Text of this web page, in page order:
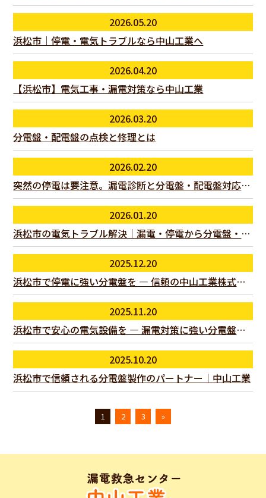
2026.05.20
浜松市｜停電・電気トラブルなら中山工業へ
2026.04.20
【浜松市】電気工事・漏電対策なら中山工業
2026.03.20
分電盤・配電盤の点検と修理とは
2026.02.20
突然の停電は要注意。漏電診断と分電盤・配電盤対応とは
2026.01.20
浜松市の電気トラブル解決｜漏電・停電から分電盤・配電盤まで対応できる業者の選び方
2025.12.20
浜松市で停電に強い分電盤を ― 信頼の中山工業株式会社
2025.11.20
浜松市で安心の電気設備を ― 漏電対策に強い分電盤なら中山工業株式会社
2025.10.20
浜松市で信頼される分電盤製作のパートナー｜中山工業
1 2 3 »